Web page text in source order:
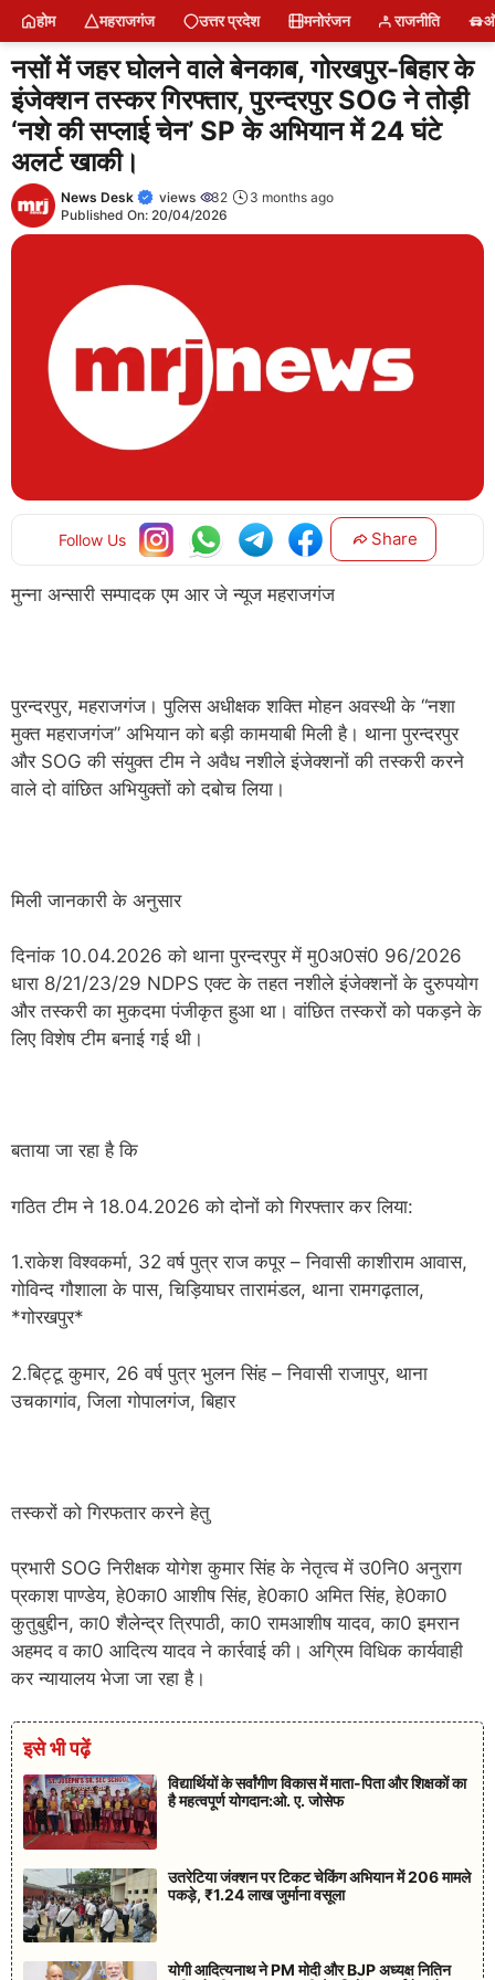
Skip
content
होम महराजगंज उत्तर प्रदेश मनोरंजन राजनीति
नसों में जहर घोलने वाले बेनकाब, गोरखपुर-बिहार के
इंजेक्शन तस्कर गिरफ्तार, पुरन्दरपुर SOG ने तोड़ी
‘नशे की सप्लाई चेन’ SP के अभियान में 24 घंटे
अलर्ट खाकी।
News Desk views 32
3 months ago
Published On: 20/04/2026
Follow Us Share
मुन्ना अन्सारी सम्पादक एम आर जे न्यूज महराजगंज
पुरन्दरपुर, महराजगंज। पुलिस अधीक्षक शक्ति मोहन अवस्थी के “नशा
मुक्त महराजगंज” अभियान को बड़ी कामयाबी मिली है। थाना पुरन्दरपुर
और SOG की संयुक्त टीम ने अवैध नशीले इंजेक्शनों की तस्करी करने
वाले दो वांछित अभियुक्तों को दबोच लिया।
मिली जानकारी के अनुसार
दिनांक 10.04.2026 को थाना पुरन्दरपुर में मु0अ0सं0 96/2026
धारा 8/21/23/29 NDPS एक्ट के तहत नशीले इंजेक्शनों के दुरुपयोग
और तस्करी का मुकदमा पंजीकृत हुआ था। वांछित तस्करों को पकड़ने के
लिए विशेष टीम बनाई गई थी।
बताया जा रहा है कि
गठित टीम ने 18.04.2026 को दोनों को गिरफ्तार कर लिया:
1.राकेश विश्वकर्मा, 32 वर्ष पुत्र राज कपूर – निवासी काशीराम आवास,
गोविन्द गौशाला के पास, चिड़ियाघर तारामंडल, थाना रामगढ़ताल,
*गोरखपुर*
2.बिट्टू कुमार, 26 वर्ष पुत्र भुलन सिंह – निवासी राजापुर, थाना
उचकागांव, जिला गोपालगंज, बिहार
तस्करों को गिरफतार करने हेतु
प्रभारी SOG निरीक्षक योगेश कुमार सिंह के नेतृत्व में उ0नि0 अनुराग
प्रकाश पाण्डेय, हे0का0 आशीष सिंह, हे0का0 अमित सिंह, हे0का0
कुतुबुद्दीन, का0 शैलेन्द्र त्रिपाठी, का0 रामआशीष यादव, का0 इमरान
अहमद व का0 आदित्य यादव ने कार्रवाई की। अग्रिम विधिक कार्यवाही
कर न्यायालय भेजा जा रहा है।
इसे भी पढ़ें
विद्यार्थियों के सर्वांगीण विकास में माता-पिता और शिक्षकों का
है महत्वपूर्ण योगदान:ओ. ए. जोसेफ
उतरेटिया जंक्शन पर टिकट चेकिंग अभियान में 206 मामले
पकड़े, ₹1.24 लाख जुर्माना वसूला
योगी आदित्यनाथ ने PM मोदी और BJP अध्यक्ष नितिन